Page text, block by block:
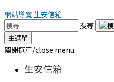
網站導覽生安信箱
搜尋
主選單
關閉選單/close menu
生安信箱